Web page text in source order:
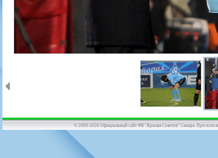
© 2000-2026 Официальный сайт ФК "Крылья Советов" Самара. При